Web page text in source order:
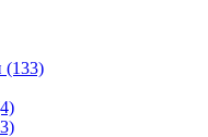
(133)